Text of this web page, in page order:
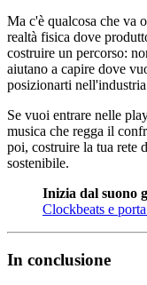
Ma c'è qualcosa che va
realtà fisica dove
costruire un percorso:
aiutano a capire dove
posizionarti
Se vuoi entrare nelle
musica che regga il
poi, costruire la tua rete
sostenibile.
Inizia dal suono
Clockbeats e
In conclusione